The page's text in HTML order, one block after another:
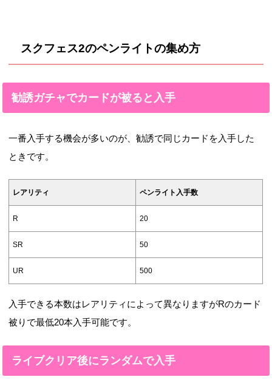
スクフェス2のペンライトの集め方
勧誘ガチャでカードが被ると入手
一番入手する機会が多いのが、勧誘で同じカードを入手した
ときです。
レアリティ ペンライト入手数
R 20
SR 50
UR 500
入手できる本数はレアリティによって異なりますがRのカード
被りで最低20本入手可能です。
ライブクリア後にランダムで入手